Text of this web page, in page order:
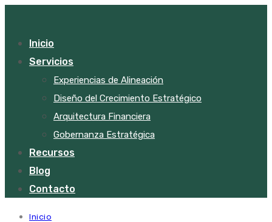
Inicio
Servicios
Experiencias de Alineación
Diseño del Crecimiento Estratégico
Arquitectura Financiera
Gobernanza Estratégica
Recursos
Blog
Contacto
Inicio